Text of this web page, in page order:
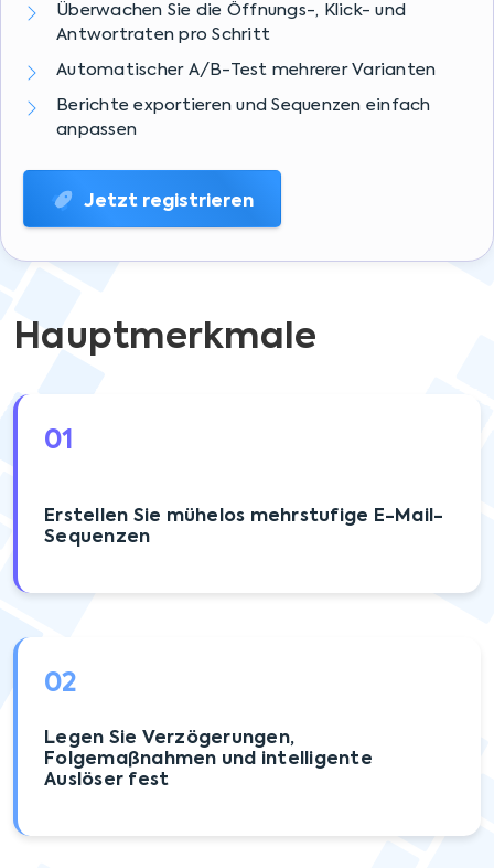
Überwachen Sie die Öffnungs-, Klick- und
Antwortraten pro Schritt
Automatischer A/B-Test mehrerer Varianten
Berichte exportieren und Sequenzen einfach
anpassen
Jetzt registrieren
Hauptmerkmale
01
Erstellen Sie mühelos mehrstufige E-Mail-
Sequenzen
02
Legen Sie Verzögerungen,
Folgemaßnahmen und intelligente
Auslöser fest